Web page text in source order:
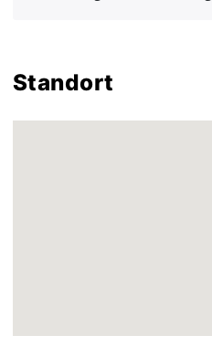
Standort